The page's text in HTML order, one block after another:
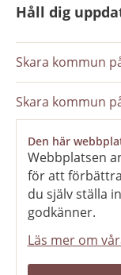
Den här
Webbplatsen
för att
du själv ställa
godkänner.
Läs mer om
Håll dig
Skara kommun
Skara kommun
Nyhetsbrev
Pressrum
Våra